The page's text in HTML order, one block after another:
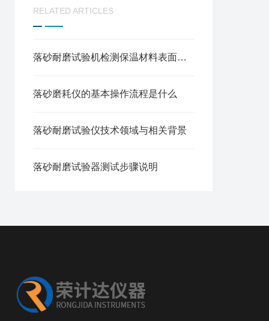
RELATED ARTICLES
落砂耐磨试验机检测保温材料表面耐磨抗损性能方法
落砂磨耗仪的基本操作流程是什么
落砂耐磨试验仪技术领域与相关背景
落砂耐磨试验器测试步骤说明